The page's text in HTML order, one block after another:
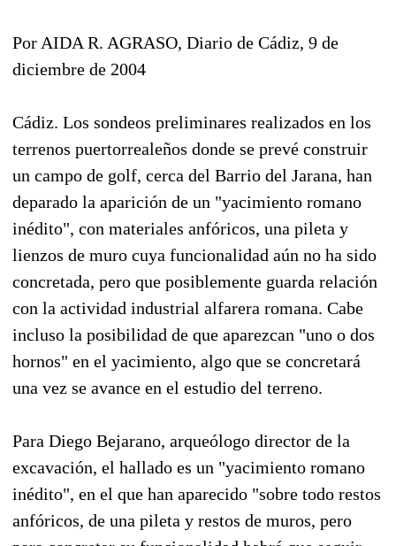
Por AIDA R. AGRASO, Diario de Cádiz, 9 de
diciembre de 2004
Cádiz. Los sondeos preliminares realizados en los
terrenos puertorrealeños donde se prevé construir
un campo de golf, cerca del Barrio del Jarana, han
deparado la aparición de un "yacimiento romano
inédito", con materiales anfóricos, una pileta y
lienzos de muro cuya funcionalidad aún no ha sido
concretada, pero que posiblemente guarda relación
con la actividad industrial alfarera romana. Cabe
incluso la posibilidad de que aparezcan "uno o dos
hornos" en el yacimiento, algo que se concretará
una vez se avance en el estudio del terreno.
Para Diego Bejarano, arqueólogo director de la
excavación, el hallado es un "yacimiento romano
inédito", en el que han aparecido "sobre todo restos
anfóricos, de una pileta y restos de muros, pero